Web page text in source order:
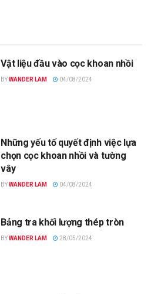
Vật liệu đầu vào cọc khoan nhồi
BYWANDER LAM 04/08/2024
Những yếu tố quyết định việc lựa
chọn cọc khoan nhồi và tường
vây
BYWANDER LAM 04/08/2024
Bảng tra khối lượng thép tròn
BYWANDER LAM 28/05/2024